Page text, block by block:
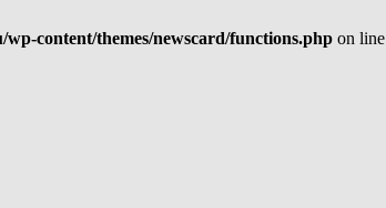
content/themes/newscard/functions.php on line